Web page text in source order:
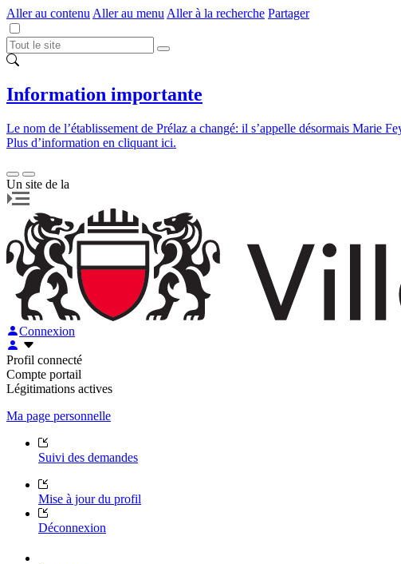
Aller au contenu Aller au menu Aller à la recherche Partager
Information importante
Le nom de l’établissement de Prélaz a changé: il s’appelle désormais Marie
Plus d’information en cliquant ici.
Un site de la
Connexion
Profil connecté
Compte portail
Légitimations actives
Ma page personnelle
Suivi des demandes
Mise à jour du profil
Déconnexion